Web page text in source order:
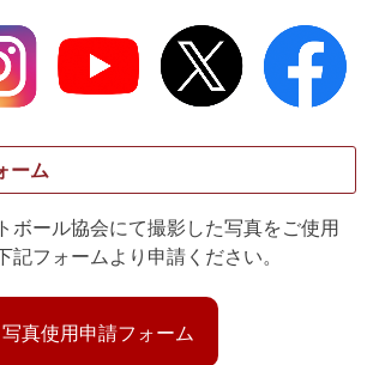
ーム
ボール協会にて撮影した写真をご使用
記フォームより申請ください。
写真使用申請フォーム